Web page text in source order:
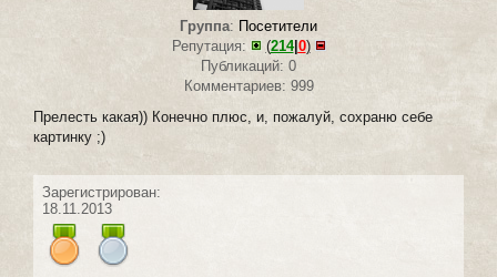
Группа: Посетители
Репутация:
(214| 0)
Публикаций: 0
Комментариев: 999
Прелесть какая)) Конечно плюс, и, пожалуй, сохраню себе
картинку ;)
Зарегистрирован:
18.11.2013